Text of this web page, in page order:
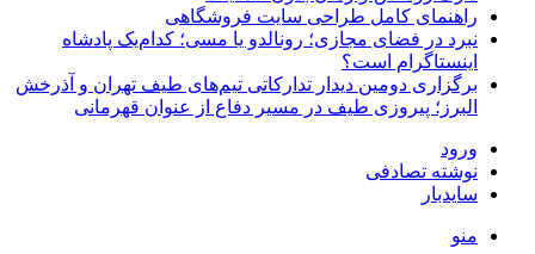
راهنمای کامل طراحی سایت فروشگاهی
نبرد در فضای مجازی؛ رونالدو یا مسی؛ کدام‌یک پادشاه
اینستاگرام است؟
برگزاری دومین دیدار تدارکاتی تیم‌های طیف تهران و آذرخش
البرز؛ پیروزی طیف در مسیر دفاع از عنوان قهرمانی
ورود
نوشته تصادفی
سایدبار
منو